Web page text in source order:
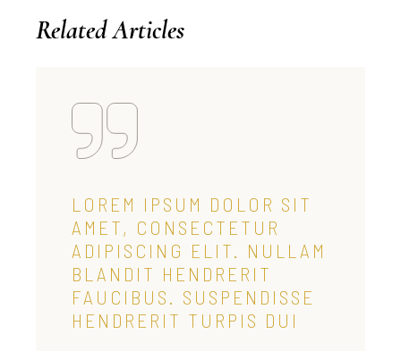
Related Articles
LOREM IPSUM DOLOR SIT
AMET, CONSECTETUR
ADIPISCING ELIT. NULLAM
BLANDIT HENDRERIT
FAUCIBUS. SUSPENDISSE
HENDRERIT TURPIS DUI